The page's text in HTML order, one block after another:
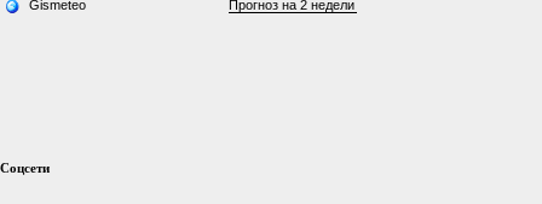
Соцсети